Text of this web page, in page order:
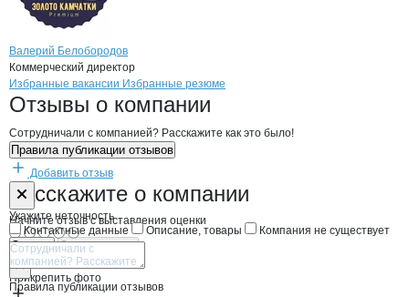
Валерий Белобородов
Коммерческий директор
Брендыкомпани ЗК
Вакансии вЗК
Избранные вакансии Избранные резюме
Новости oЗК, ООО
Отзывы о компании
Сотрудничали с компанией? Расскажите как это было!
Правила публикации отзывов
Добавить отзыв
Расскажите о компании
Начните отзыв с выставления оценки
Прикрепить фото
Форма обратной связи о неточностях
Укажите неточность
Контактные данные
Описание, товары Компания не существует
Отмена Опубликовать
Правила публикации отзывов